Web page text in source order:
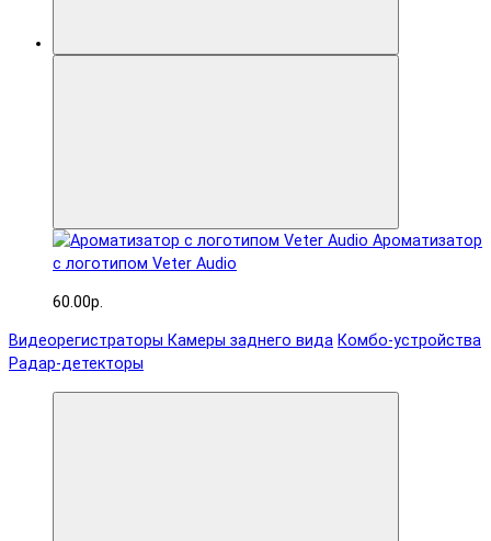
Ароматизатор
с логотипом Veter Audio
60.00р.
Видеорегистраторы Камеры заднего вида Комбо-устройства
Радар-детекторы